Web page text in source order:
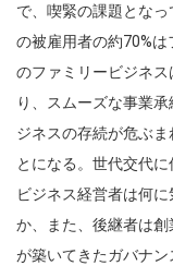
で、喫緊の課題とな
の被雇用者の約70%
のファミリービジネ
り、スムーズな事業
ジネスの存続が危ぶ
とになる。世代交代
ビジネス経営者は何
か、また、後継者は
が築いてきたガバナン